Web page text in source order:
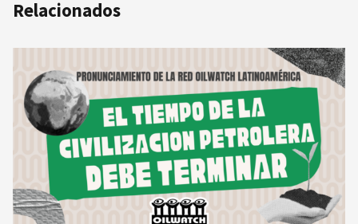
Relacionados